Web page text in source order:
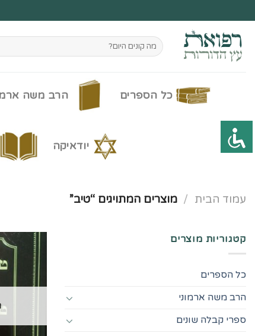
to
content
חיפוש
עבור:
כל הספרים הרב משה
יודאיקה
עמוד הבית / מוצרים המתויגים “טיב”
קטגוריות מוצרים
כל הספרים
הרב משה ארמוני
ספרי קבלה שונים